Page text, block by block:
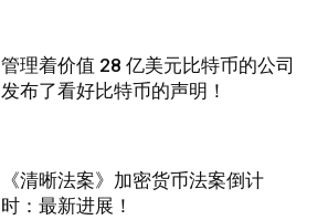
管理着价值 28 亿美元比特币的公司
发布了看好比特币的声明！
《清晰法案》加密货币法案倒计
时：最新进展！